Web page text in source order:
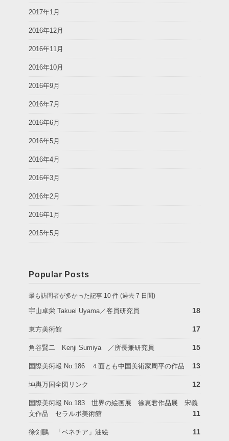
2017年1月
2016年12月
2016年11月
2016年10月
2016年9月
2016年7月
2016年6月
2016年5月
2016年4月
2016年3月
2016年2月
2016年1月
2015年5月
Popular Posts
最も訪問者が多かった記事 10 件 (過去 7 日間)
宇山卓栄 Takuei Uyama／客員研究員 18
東方美術館 17
角谷賢二 Kenji Sumiya ／所長兼研究員 15
国際美術報 No.186 ４面とも中国美術家周平の作品 13
坤輿万国全図リンク 12
国際美術報 No.183 世界の絵画展 徐恵君作品展 宋義
文作品 セラルボ美術館
11
徐剣鵬 「ベネチア」油絵 11